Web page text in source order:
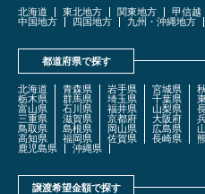
北海道 東北地方 関東地方 甲信越
中国地方
四国地方 九州・沖縄地方
都道府県で探す
北海道 青森県 岩手県 宮城県
栃木県
群馬県 埼玉県 千葉県
富山県
石川県 福井県 山梨県
三重県
滋賀県 京都府 大阪府
鳥取県
島根県 岡山県 広島県
高知県
福岡県 佐賀県 長崎県
鹿児島県
沖縄県
譲渡希望金額で探す